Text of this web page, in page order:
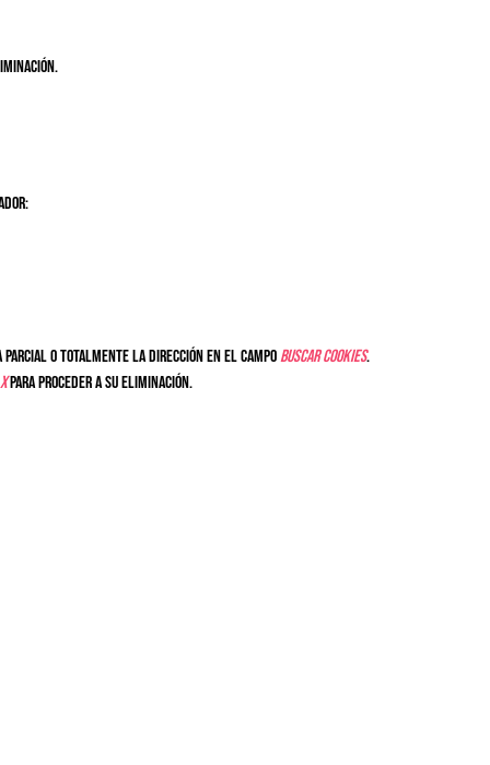
o totalmente la dirección en el campoBuscar cookies.
Xpara proceder a su eliminación.